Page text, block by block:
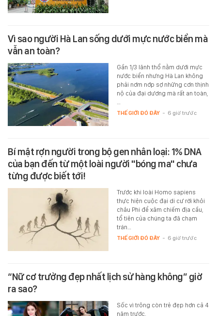
Vì sao người Hà Lan sống dưới mực nước biển mà
vẫn an toàn?
Gần 1/3 lãnh thổ nằm dưới mực
nước biển nhưng Hà Lan không
phải nơm nớp sợ những cơn thịnh
nộ của đại dương mà rất an toàn,
…
THẾ GIỚI ĐÓ ĐÂY - 6 giờ trước
Bí mật rợn người trong bộ gen nhân loại: 1% DNA
của bạn đến từ một loài người "bóng ma" chưa
từng được biết tới!
Trước khi loài Homo sapiens
thực hiện cuộc đại di cư rời khỏi
châu Phi để xâm chiếm địa cầu,
tổ tiên của chúng ta đã chạm
trán…
THẾ GIỚI ĐÓ ĐÂY - 6 giờ trước
“Nữ cơ trưởng đẹp nhất lịch sử hàng không” giờ
ra sao?
Sốc vì trông còn trẻ đẹp hơn cả 4
năm trước.